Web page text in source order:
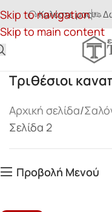
Skip to navigation
Skip to main content
Καλέστε μας
Τριθέσιοι
Αρχική σελίδα
Σελίδα 2
Προβολή Μενού